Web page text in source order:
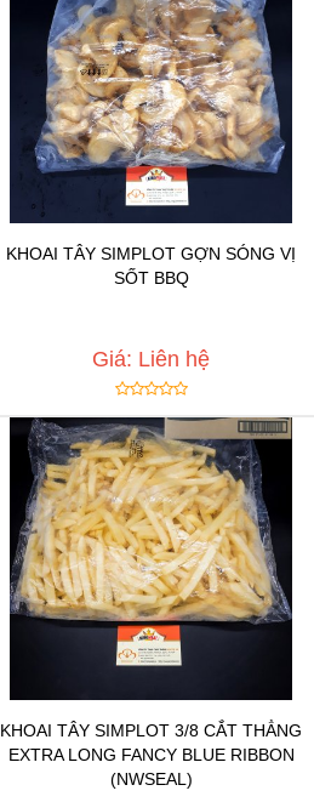
Chat để được tư vấn
KHOAI TÂY SIMPLOT GỢN SÓNG VỊ
SỐT BBQ
Giá: Liên hệ
Chat để được tư vấn
Thêm vào yêu thích
KHOAI TÂY SIMPLOT 3/8 CẮT THẲNG
EXTRA LONG FANCY BLUE RIBBON
(NWSEAL)